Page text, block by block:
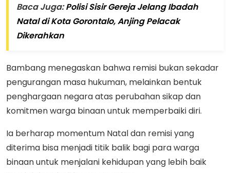
Baca Juga:Polisi Sisir Gereja Jelang Ibadah
Natal di Kota Gorontalo, Anjing Pelacak
Dikerahkan
Bambang menegaskan bahwa remisi bukan sekadar
pengurangan masa hukuman, melainkan bentuk
penghargaan negara atas perubahan sikap dan
komitmen warga binaan untuk memperbaiki diri.
Ia berharap momentum Natal dan remisi yang
diterima bisa menjadi titik balik bagi para warga
binaan untuk menjalani kehidupan yang lebih baik